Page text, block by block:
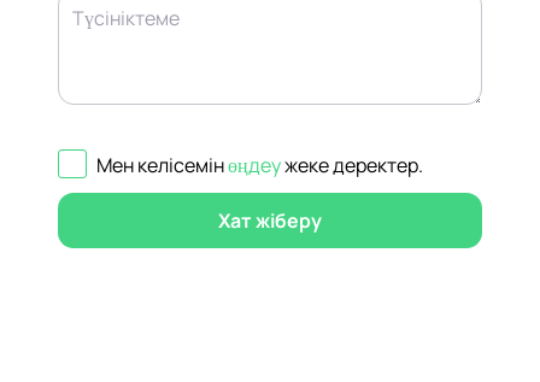
Түсініктеме
Мен келісемінөңдеужеке деректер.
Хат жіберу